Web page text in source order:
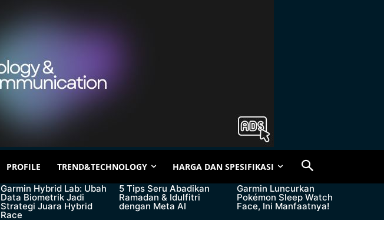
PROFILE TREND&TECHNOLOGY HARGA DAN SPESIFIKASI
Garmin Hybrid Lab: Ubah
Data Biometrik Jadi
Strategi Juara Hybrid
Race
5 Tips Seru Abadikan
Ramadan & Idulfitri
dengan Meta AI
Garmin Luncurkan
Pokémon Sleep Watch
Face, Ini Manfaatnya!